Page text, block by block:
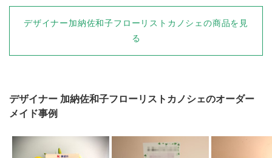
デザイナー加納佐和子フローリストカノシェの商品を見
る
デザイナー 加納佐和子フローリストカノシェのオーダー
メイド事例